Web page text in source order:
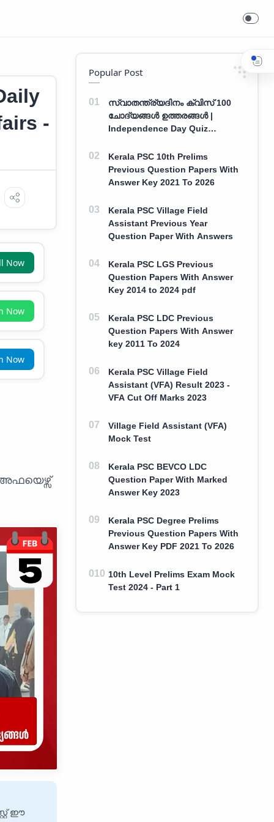
-
Now
Now
Now
ഈ
Popular Post
സ്വാതന്ത്ര്യദിനം ക്വിസ് 100
ചോദ്യങ്ങൾ ഉത്തരങ്ങൾ |
Independence Day Quiz
Answers
Kerala PSC 10th Prelims
Previous Question Papers With
Answer Key 2021 To 2026
Kerala PSC Village Field
Assistant Previous Year
Question Paper With Answers
Kerala PSC LGS Previous
Question Papers With Answer
Key 2014 to 2024 pdf
Kerala PSC LDC Previous
Question Papers With Answer
key 2011 To 2024
Kerala PSC Village Field
Assistant (VFA) Result 2023 -
VFA Cut Off Marks 2023
Village Field Assistant (VFA)
Mock Test
Kerala PSC BEVCO LDC
Question Paper With Marked
Answer Key 2023
Kerala PSC Degree Prelims
Previous Question Papers With
Answer Key PDF 2021 To 2026
10th Level Prelims Exam Mock
Test 2024 - Part 1